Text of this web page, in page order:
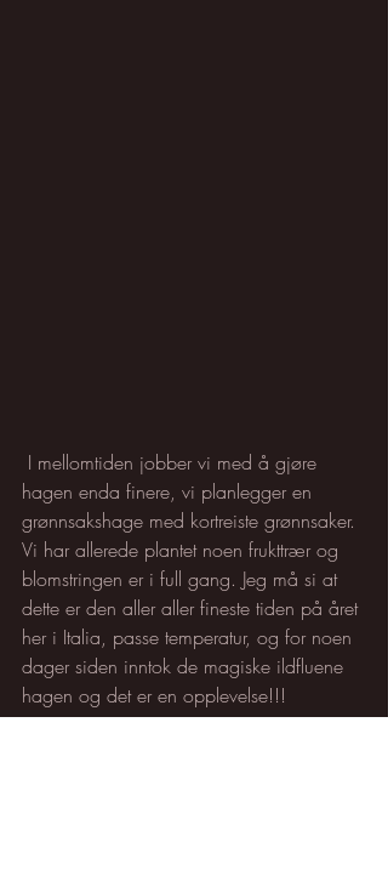
hagen enda finere, vi planlegger en
grønnsakshage med kortreiste grønnsaker.
Vi har allerede plantet noen frukttrær og
blomstringen er i full gang. Jeg må si at
dette er den aller aller fineste tiden på året
her i Italia, passe temperatur, og for noen
dager siden inntok de magiske ildfluene
hagen og det er en opplevelse!!!